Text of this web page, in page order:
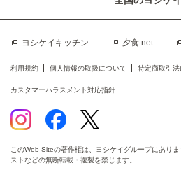
ヨシケイキッチン 夕食.net
利用規約 個人情報の取扱について 特定商取引
カスタマーハラスメント対応指針
このWeb Siteの著作権は、ヨシケイグループにあり
ストなどの無断転載・複製を禁じます。